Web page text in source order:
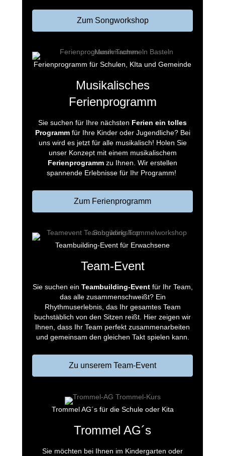
Zum Songworkshop
Ferienprogramm für Schulen, KIta und Gemeinde
Musikalisches
Ferienprogramm
Sie suchen für Ihre nächsten Ferien ein tolles
Programmfür Ihre Kinder oder Jugendliche? Bei
uns wird es jetzt für alle musikalisch! Holen Sie
unser Konzept mit einem musikalischem
Ferienprogramm zu Ihnen. Wir erstellen
spannende Erlebnisse für Ihr Programm!
Zum Ferienprogramm
Teambuilding-Event für Erwachsene
Team-Event
Sie suchen ein Teambuilding-Eventfür Ihr Team,
das alle zusammenschweißt? Ein
Rhythmuserlebnis, das Ihr gesamtes Team
buchstäblich von den Sitzen reißt. Hier zeigen wir
Ihnen, dass Ihr Team perfekt zusammenarbeiten
und gemeinsam den gleichen Takt spielen kann.
Zu unserem Team-Event
Trommel AG´s für die Schule oder Kita
Trommel AG´s
Sie möchten bei Ihnen im Kindergarten oder